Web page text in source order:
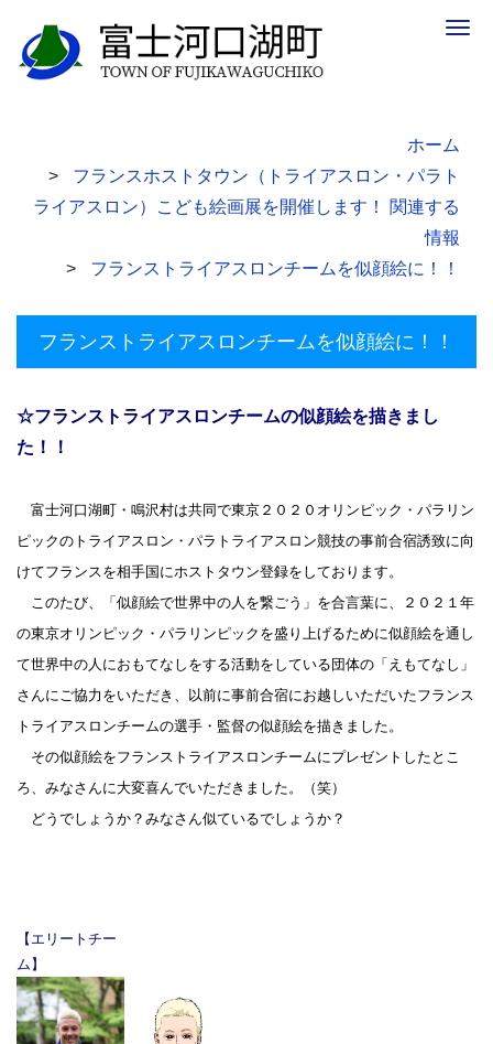
ホーム
フランスホストタウン（トライアスロン・パラト
ライアスロン）こども絵画展を開催します！ 関連する
情報
フランストライアスロンチームを似顔絵に！！
フランストライアスロンチームを似顔絵に！！
☆フランストライアスロンチームの似顔絵を描きまし
た！！
富士河口湖町・鳴沢村は共同で東京２０２０オリンピック・パラリン
ピックのトライアスロン・パラトライアスロン競技の事前合宿誘致に向
けてフランスを相手国にホストタウン登録をしております。
このたび、「似顔絵で世界中の人を繋ごう」を合言葉に、２０２１年
の東京オリンピック・パラリンピックを盛り上げるために似顔絵を通し
て世界中の人におもてなしをする活動をしている団体の「えもてなし」
さんにご協力をいただき、以前に事前合宿にお越しいただいたフランス
トライアスロンチームの選手・監督の似顔絵を描きました。
その似顔絵をフランストライアスロンチームにプレゼントしたとこ
ろ、みなさんに大変喜んでいただきました。（笑）
どうでしょうか？みなさん似ているでしょうか？
【エリートチー
ム】